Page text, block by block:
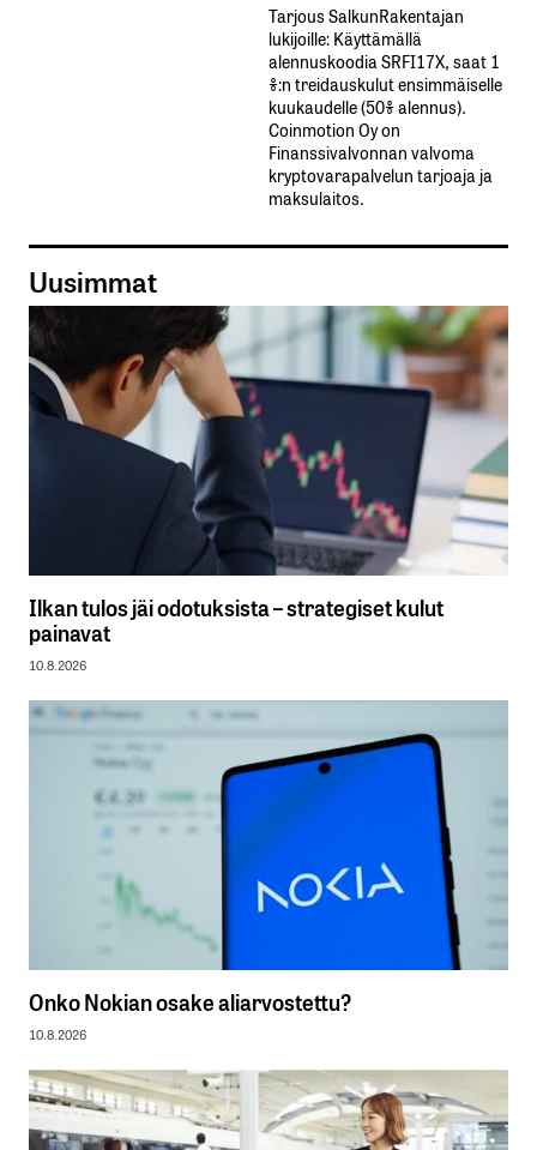
Tarjous SalkunRakentajan
lukijoille: Käyttämällä​ ​
alennuskoodia​ ​SRFI17X,​ ​saat​ ​1
%:n treidauskulut​ ​ensimmäiselle​ ​
kuukaudelle​ ​(50%​ ​alennus).
Coinmotion Oy on
Finanssivalvonnan valvoma
kryptovarapalvelun tarjoaja ja
maksulaitos.
Uusimmat
Ilkan tulos jäi odotuksista – strategiset kulut
painavat
10.8.2026
Onko Nokian osake aliarvostettu?
10.8.2026